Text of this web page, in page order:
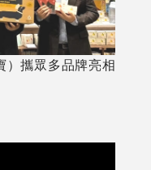
）攜眾多品牌亮相